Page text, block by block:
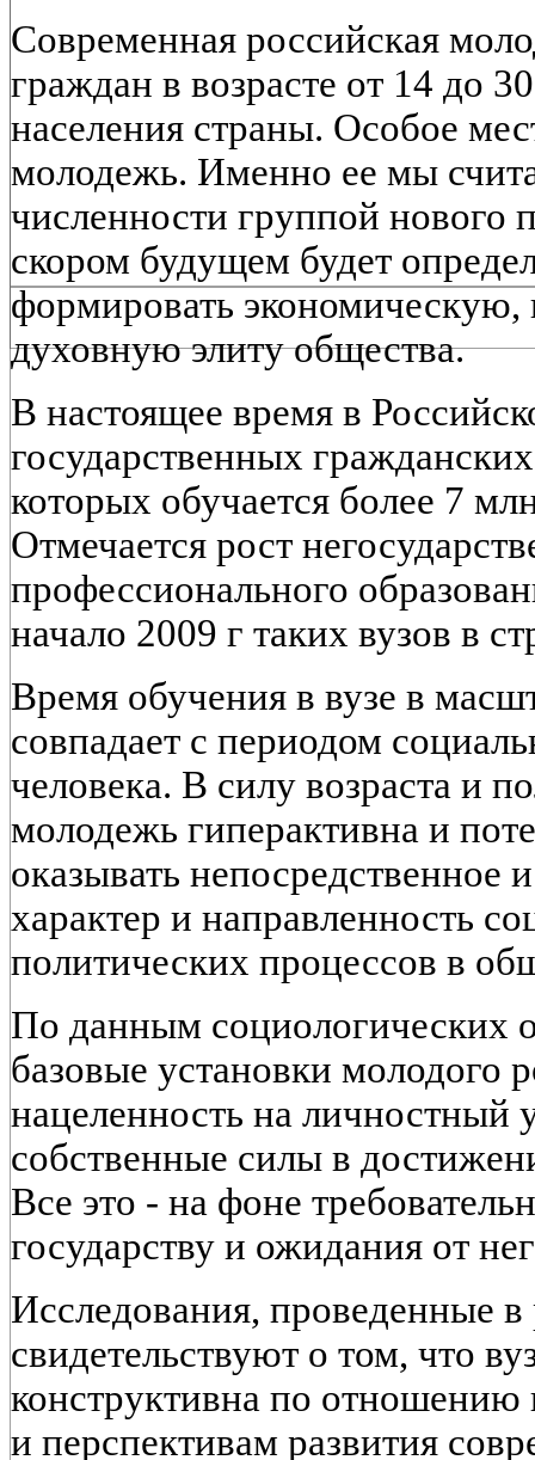
Современная российская
граждан в возрасте от 14 до
населения страны. Особое
молодежь. Именно ее мы
численности группой нового
скором будущем будет
формировать
духовную элиту общества.
В настоящее время в
государственных
которых обучается более 7
Отмечается рост
профессионального
начало 2009 г таких вузов в
Время обучения в вузе в
совпадает с периодом
человека. В силу возраста и
молодежь гиперактивна и
оказывать непосредственное
характер и направленность
политических процессов в
По данным социологических
базовые установки молодого
нацеленность на личностный
собственные силы в
Все это - на фоне
государству и ожидания от
Исследования, проведенные в
свидетельствуют о том, что
конструктивна по
и перспективам развития